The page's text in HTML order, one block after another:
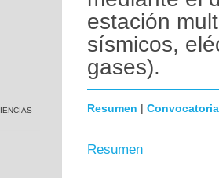
estación
sísmicos,
gases).
Resumen | Convocatoria
Resumen